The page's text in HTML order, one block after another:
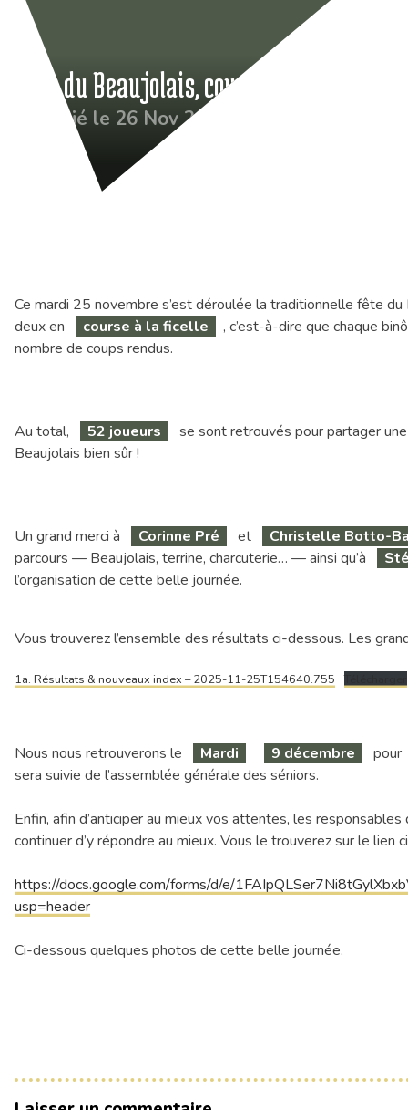
Fête du Beaujolais, course à la ficelle
Publié le 26 Nov 2025
Ce mardi 25 novembre s’est déroulée la traditionnelle fête
deux en
course à la ficelle
, c’est-à-dire que chaque
nombre de coups rendus.
Au total, 52 joueurs
se sont retrouvés pour partager
Beaujolais bien sûr !
Un grand merci à Corinne Pré et
Christelle Botto-
parcours — Beaujolais, terrine, charcuterie… — ainsi qu’à
l’organisation de cette belle journée.
Vous trouverez l’ensemble des résultats ci-dessous. Les
1a. Résultats & nouveaux index – 2025-11-25T154640.755 Télécharger
Nous nous retrouverons le Mardi 9 décembre
pour
sera suivie de l’assemblée générale des séniors.
Enfin, afin d’anticiper au mieux vos attentes, les
continuer d’y répondre au mieux. Vous le trouverez sur le lien
https://docs.google.com/forms/d/e/
usp=header
Ci-dessous quelques photos de cette belle journée.